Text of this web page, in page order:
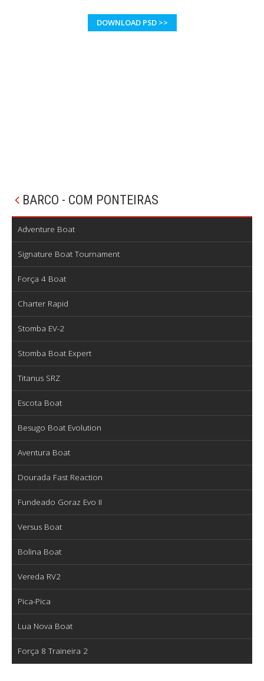
BARCO - COM PONTEIRAS
Adventure Boat
Signature Boat Tournament
Força 4 Boat
Charter Rapid
Stomba EV-2
Stomba Boat Expert
Titanus SRZ
Escota Boat
Besugo Boat Evolution
Aventura Boat
Dourada Fast Reaction
Fundeado Goraz Evo II
Versus Boat
Bolina Boat
Vereda RV2
Pica-Pica
Lua Nova Boat
Força 8 Traineira 2
DOWNLOAD PSD >>